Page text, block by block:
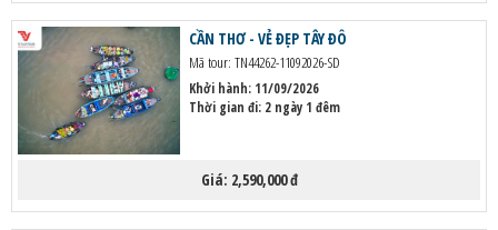
HỘP THƯ GÓP Ý
PROFILE HƯỚNG DẪN VIÊN
TUYỂN DỤNG
LIÊN HỆ
CẦN THƠ - VẺ ĐẸP TÂY ĐÔ
Mã tour: TN44262-11092026-SD
Khởi hành: 11/09/2026
Thời gian đi: 2 ngày 1 đêm
Giá: 2,590,000 đ